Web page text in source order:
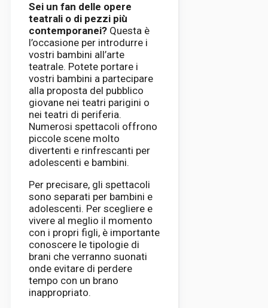
Sei un fan delle opere
teatrali o di pezzi più
contemporanei? Questa è
l’occasione per introdurre i
vostri bambini all’arte
teatrale. Potete portare i
vostri bambini a partecipare
alla proposta del pubblico
giovane nei teatri parigini o
nei teatri di periferia.
Numerosi spettacoli offrono
piccole scene molto
divertenti e rinfrescanti per
adolescenti e bambini.
Per precisare, gli spettacoli
sono separati per bambini e
adolescenti. Per scegliere e
vivere al meglio il momento
con i propri figli, è importante
conoscere le tipologie di
brani che verranno suonati
onde evitare di perdere
tempo con un brano
inappropriato.